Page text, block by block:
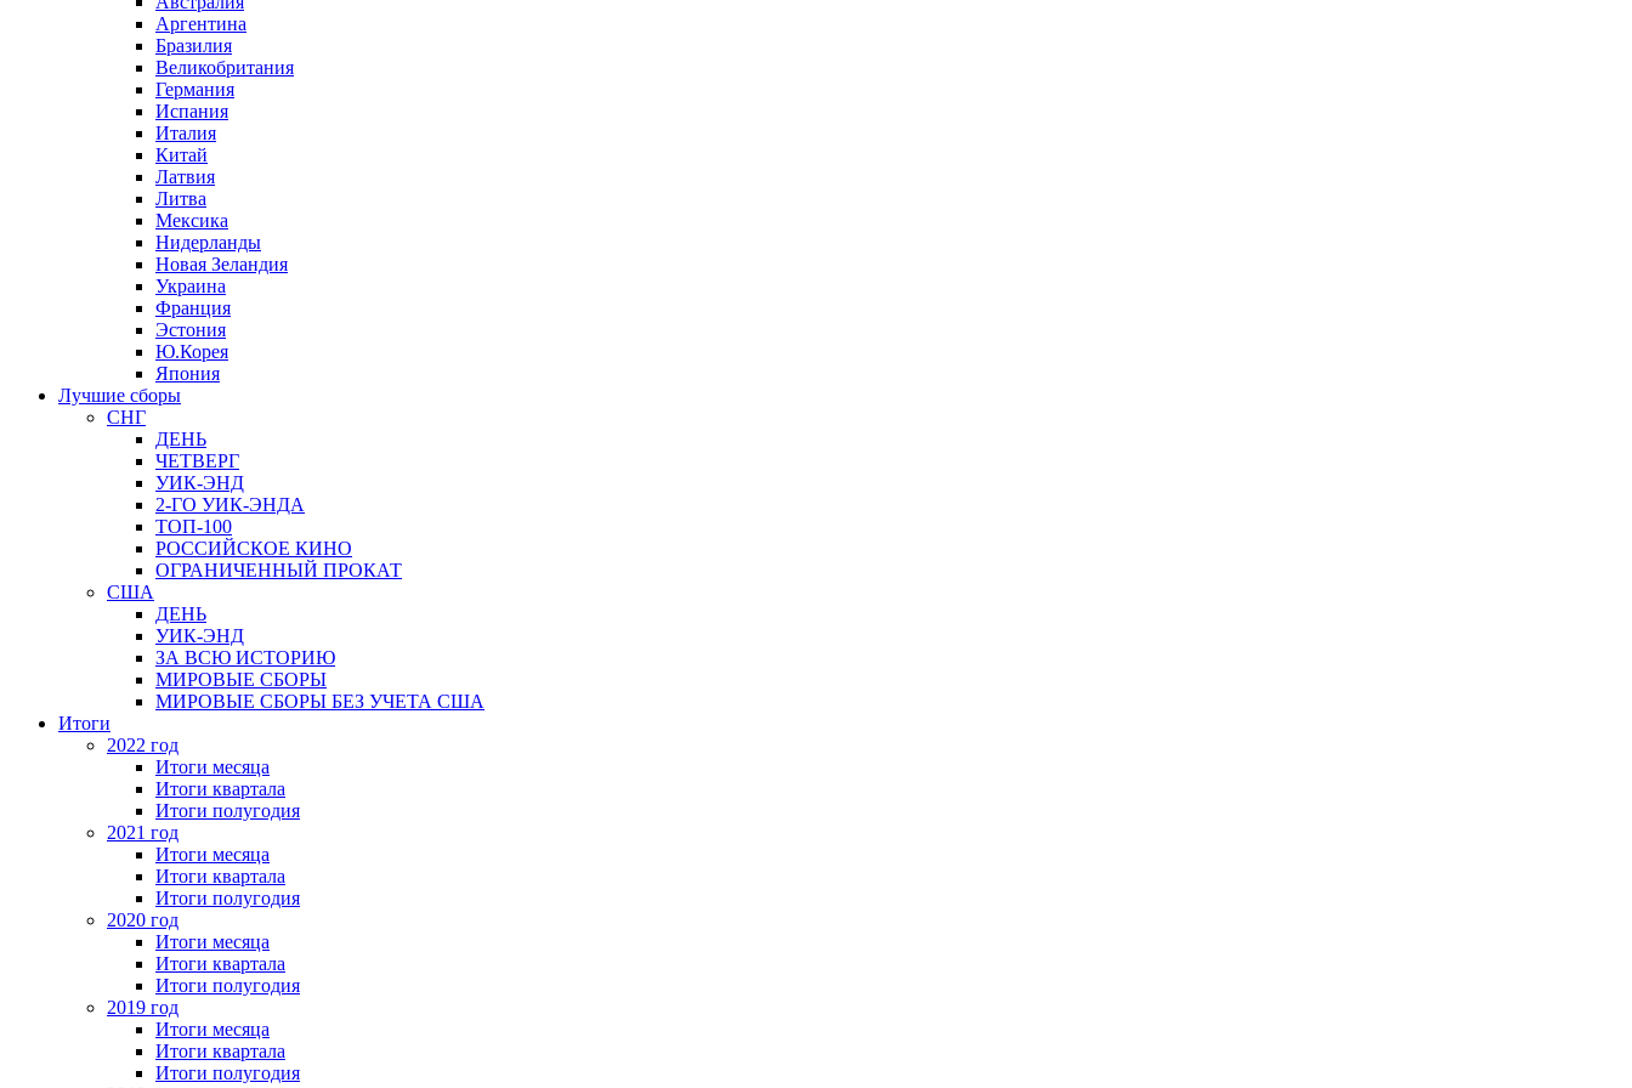
Аргентина
Бразилия
Великобритания
Германия
Испания
Италия
Китай
Латвия
Литва
Мексика
Нидерланды
Новая Зеландия
Украина
Франция
Эстония
Ю.Корея
Япония
Лучшие сборы
СНГ
ДЕНЬ
ЧЕТВЕРГ
УИК-ЭНД
2-ГО УИК-ЭНДА
ТОП-100
РОССИЙСКОЕ КИНО
ОГРАНИЧЕННЫЙ ПРОКАТ
США
ДЕНЬ
УИК-ЭНД
ЗА ВСЮ ИСТОРИЮ
МИРОВЫЕ СБОРЫ
МИРОВЫЕ СБОРЫ БЕЗ УЧЕТА США
Итоги
2022 год
Итоги месяца
Итоги квартала
Итоги полугодия
2021 год
Итоги месяца
Итоги квартала
Итоги полугодия
2020 год
Итоги месяца
Итоги квартала
Итоги полугодия
2019 год
Итоги месяца
Итоги квартала
Итоги полугодия